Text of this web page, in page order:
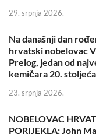
29. srpnja 2026.
Na današnji dan
hrvatski nobelovac
Prelog, jedan od
kemičara 20. stoljeća
23. srpnja 2026.
NOBELOVAC
PORIJEKLA: John